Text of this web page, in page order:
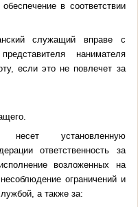
в соответствии
вправе с
нанимателя
если это не повлечет за
несет установленную
ответственность за
возложенных на
ограничений и
а также за: